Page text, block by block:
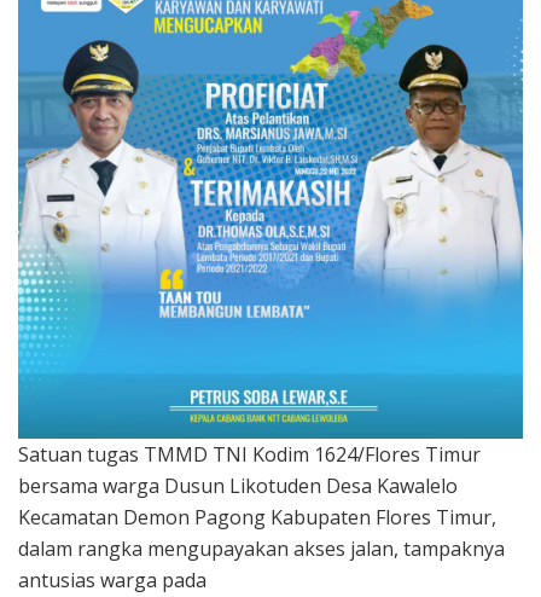
Satuan tugas TMMD TNI Kodim 1624/Flores Timur
bersama warga Dusun Likotuden Desa Kawalelo
Kecamatan Demon Pagong Kabupaten Flores Timur,
dalam rangka mengupayakan akses jalan, tampaknya
antusias warga pada